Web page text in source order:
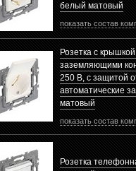
белый матовый
показать состав
Розетка с
заземляющими
250 В, с защитой
автоматические
матовый
показать состав
Розетка